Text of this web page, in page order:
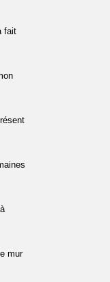
fait
à
mur